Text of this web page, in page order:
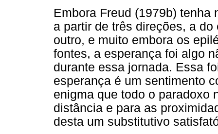
Embora Freud (1979b)
a partir de três direções, a
outro, e muito embora os
fontes, a esperança foi algo
durante essa jornada. Essa
esperança é um sentimento
enigma que todo o paradoxo
distância e para as
desta um substitutivo